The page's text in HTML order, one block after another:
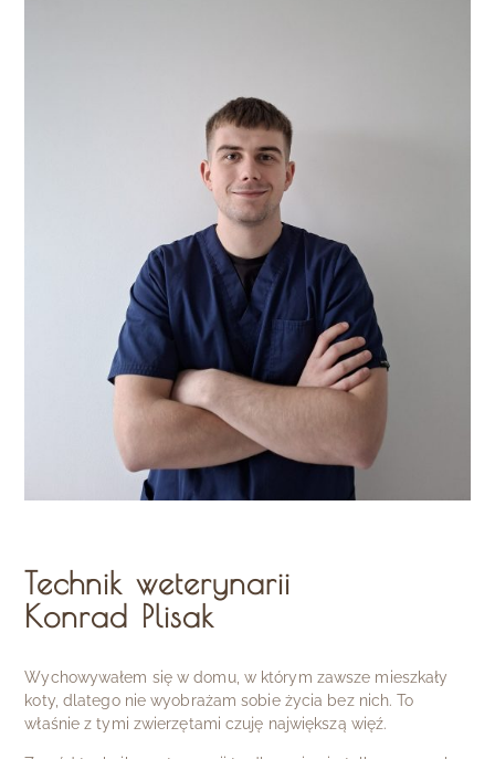
Technik weterynarii
Konrad Plisak
Wychowywałem się w domu, w którym zawsze mieszkały
koty, dlatego nie wyobrażam sobie życia bez nich. To
właśnie z tymi zwierzętami czuję największą więź.